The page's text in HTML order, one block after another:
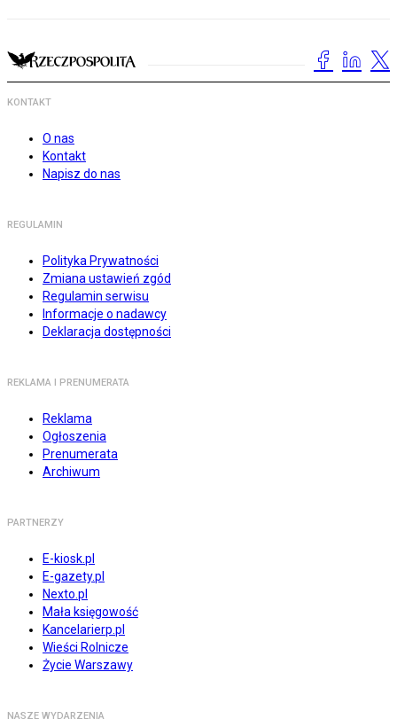
KONTAKT
O nas
Kontakt
Napisz do nas
REGULAMIN
Polityka Prywatności
Zmiana ustawień zgód
Regulamin serwisu
Informacje o nadawcy
Deklaracja dostępności
REKLAMA I PRENUMERATA
Reklama
Ogłoszenia
Prenumerata
Archiwum
PARTNERZY
E-kiosk.pl
E-gazety.pl
Nexto.pl
Mała księgowość
Kancelarierp.pl
Wieści Rolnicze
Życie Warszawy
NASZE WYDARZENIA